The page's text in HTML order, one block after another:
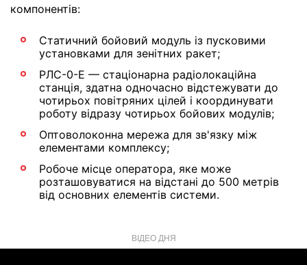
компонентів:
Статичний бойовий модуль із пусковими
установками для зенітних ракет;
РЛС-0-Е — стаціонарна радіолокаційна
станція, здатна одночасно відстежувати до
чотирьох повітряних цілей і координувати
роботу відразу чотирьох бойових модулів;
Оптоволоконна мережа для зв'язку між
елементами комплексу;
Робоче місце оператора, яке може
розташовуватися на відстані до 500 метрів
від основних елементів системи.
ВІДЕО ДНЯ